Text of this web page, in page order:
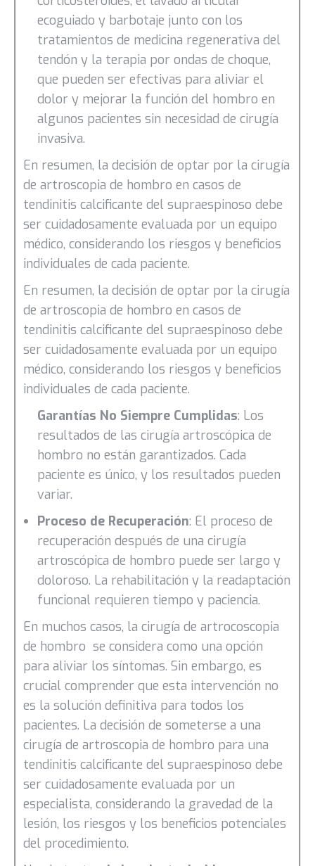
ecoguiado y barbotaje junto con los
tratamientos de medicina regenerativa del
tendón y la terapia por ondas de choque,
que pueden ser efectivas para aliviar el
dolor y mejorar la función del hombro en
algunos pacientes sin necesidad de cirugía
invasiva.
En resumen, la decisión de optar por la cirugía
de artroscopia de hombro en casos de
tendinitis calcificante del supraespinoso debe
ser cuidadosamente evaluada por un equipo
médico, considerando los riesgos y beneficios
individuales de cada paciente.
En resumen, la decisión de optar por la cirugía
de artroscopia de hombro en casos de
tendinitis calcificante del supraespinoso debe
ser cuidadosamente evaluada por un equipo
médico, considerando los riesgos y beneficios
individuales de cada paciente.
Garantías No Siempre Cumplidas: Los
resultados de las cirugía artroscópica de
hombro no están garantizados. Cada
paciente es único, y los resultados pueden
variar.
Proceso de Recuperación: El proceso de
recuperación después de una cirugía
artroscópica de hombro puede ser largo y
doloroso. La rehabilitación y la readaptación
funcional requieren tiempo y paciencia.
En muchos casos, la cirugía de artrocoscopia
de hombro se considera como una opción
para aliviar los síntomas. Sin embargo, es
crucial comprender que esta intervención no
es la solución definitiva para todos los
pacientes. La decisión de someterse a una
cirugía de artroscopia de hombro para una
tendinitis calcificante del supraespinoso debe
ser cuidadosamente evaluada por un
especialista, considerando la gravedad de la
lesión, los riesgos y los beneficios potenciales
del procedimiento.